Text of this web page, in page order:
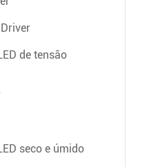
de tensão
seco e úmido